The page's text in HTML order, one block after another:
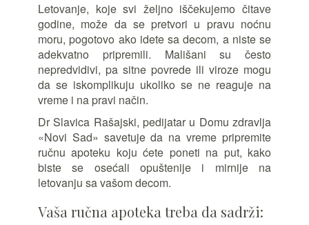
Letovanje, koje svi željno iščekujemo čitave
godine, može da se pretvori u pravu noćnu
moru, pogotovo ako idete sa decom, a niste se
adekvatno pripremili. Mališani su često
nepredvidivi, pa sitne povrede ili viroze mogu
da se iskomplikuju ukoliko se ne reaguje na
vreme i na pravi način.
Dr Slavica Rašajski, pedijatar u Domu zdravlja
«Novi Sad» savetuje da na vreme pripremite
ručnu apoteku koju ćete poneti na put, kako
biste se osećali opuštenije i mirnije na
letovanju sa vašom decom.
Vaša ručna apoteka treba da sadrži: